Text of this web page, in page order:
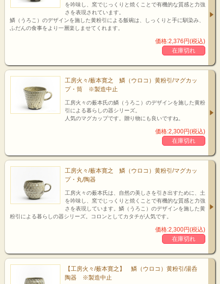
zoom up!
zoom up!
飯碗/大と小
を吟味し、窯でじっくりと焼くことで有機的な質感と力強
さを表現されています。
鱗（うろこ）のデザインを施した黄粉引による飯碗は、しっくりと手に馴染み、
ふだんの食事をより一層楽しませてくれます。
価格:2,376円(税込)
在庫切れ
工房火々/薮本寛之 鱗（ウロコ）黄粉引/マグカッ
プ・筒 ※製造中止
工房火々の薮本氏の鱗（うろこ）のデザインを施した黄粉
引による暮らしの器シリーズ。
人気のマグカップです。贈り物にも良いですね。
価格:2,300円(税込)
在庫切れ
工房火々/薮本寛之 鱗（ウロコ）黄粉引/マグカッ
プ・丸/陶器
工房火々の薮本氏は、自然の美しさを引き出すために、土
を吟味し、窯でじっくりと焼くことで有機的な質感と力強
さを表現しています。鱗（うろこ）のデザインを施した黄
粉引による暮らしの器シリーズ。コロンとしてカタチが人気です。
価格:2,300円(税込)
在庫切れ
【工房火々/薮本寛之】 鱗（ウロコ）黄粉引/湯呑
陶器 ※製造中止